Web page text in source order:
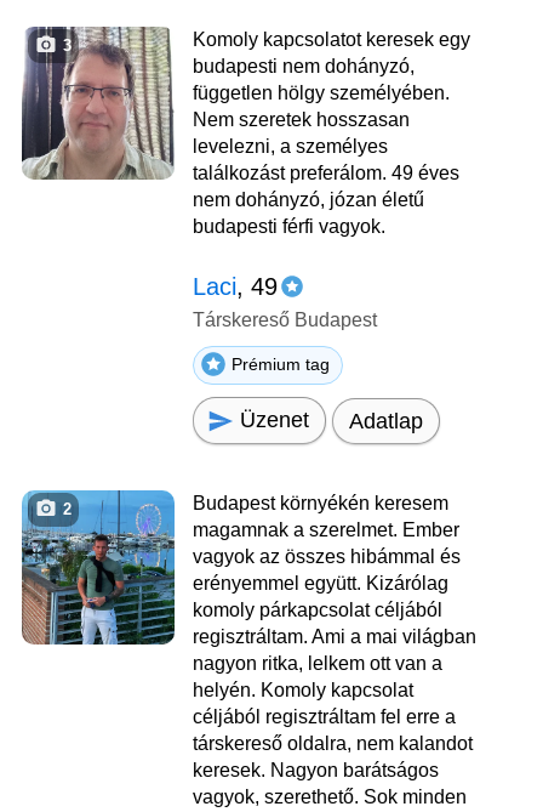
3
Komoly kapcsolatot keresek egy
budapesti nem dohányzó,
független hölgy személyében.
Nem szeretek hosszasan
levelezni, a személyes
találkozást preferálom. 49 éves
nem dohányzó, józan életű
budapesti férfi vagyok.
Laci, 49
Társkereső Budapest
Prémium tag
Üzenet Adatlap
2
Budapest környékén keresem
magamnak a szerelmet. Ember
vagyok az összes hibámmal és
erényemmel együtt. Kizárólag
komoly párkapcsolat céljából
regisztráltam. Ami a mai világban
nagyon ritka, lelkem ott van a
helyén. Komoly kapcsolat
céljából regisztráltam fel erre a
társkereső oldalra, nem kalandot
keresek. Nagyon barátságos
vagyok, szerethető. Sok minden